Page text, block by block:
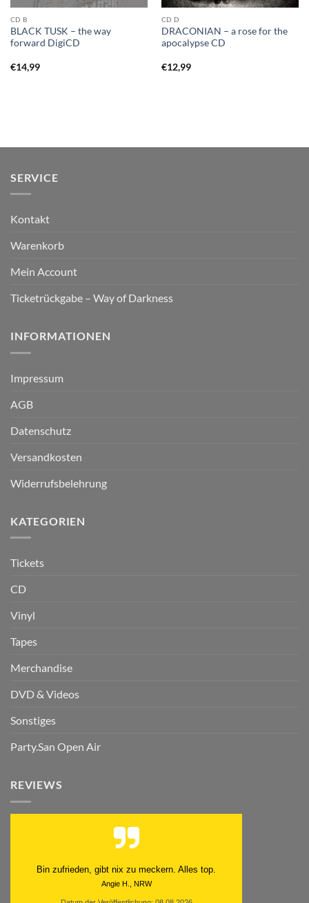
CD B
BLACK TUSK – the way
forward DigiCD
€14,99
CD D
DRACONIAN – a rose for the
apocalypse CD
€12,99
SERVICE
Kontakt
Warenkorb
Mein Account
Ticketrückgabe – Way of Darkness
INFORMATIONEN
Impressum
AGB
Datenschutz
Versandkosten
Widerrufsbelehrung
KATEGORIEN
Tickets
CD
Vinyl
Tapes
Merchandise
DVD & Videos
Sonstiges
Party.San Open Air
REVIEWS
Bin zufrieden, gibt nix zu meckern. Alles top.
Angie H., NRW